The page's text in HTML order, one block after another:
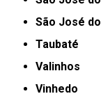
São José
Taubaté
Valinhos
Vinhedo